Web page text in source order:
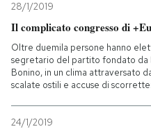
28/1/2019
Il complicato congresso di
Oltre duemila persone hanno
segretario del partito fondato da
Bonino, in un clima attraversato
scalate ostili e accuse di
24/1/2019